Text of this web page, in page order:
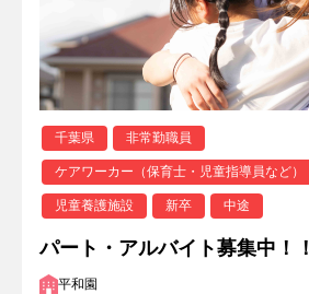
千葉県 非常勤職員
ケアワーカー（保育士・児童指導員など）
児童養護施設 新卒 中途
パート・アルバイト募集中！！
平和園